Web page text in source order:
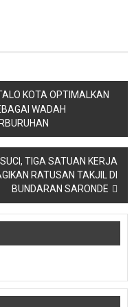
KOTA OPTIMALKAN
WADAH
TIGA SATUAN KERJA
RATUSAN TAKJIL DI
BUNDARAN SARONDE